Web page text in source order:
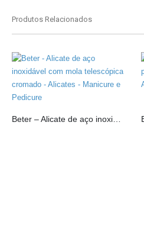
Produtos Relacionados
Beter – Alicate de aço inoxidável com mola telescópica cromado